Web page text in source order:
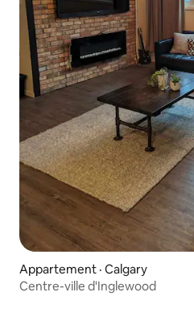
Appartement · Calgary
Centre-ville d'Inglewood